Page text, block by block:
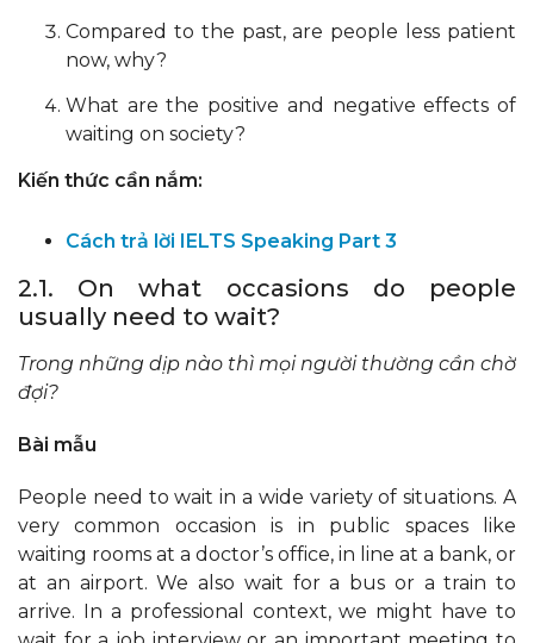
Compared to the past, are people less patient
now, why?
What are the positive and negative effects of
waiting on society?
Kiến thức cần nắm:
Cách trả lời IELTS Speaking Part 3
2.1. On what occasions do people
usually need to wait?
Trong những dịp nào thì mọi người thường cần chờ
đợi?
Bài mẫu
People need to wait in a wide variety of situations. A
very common occasion is in public spaces like
waiting rooms at a doctor’s office, in line at a bank, or
at an airport. We also wait for a bus or a train to
arrive. In a professional context, we might have to